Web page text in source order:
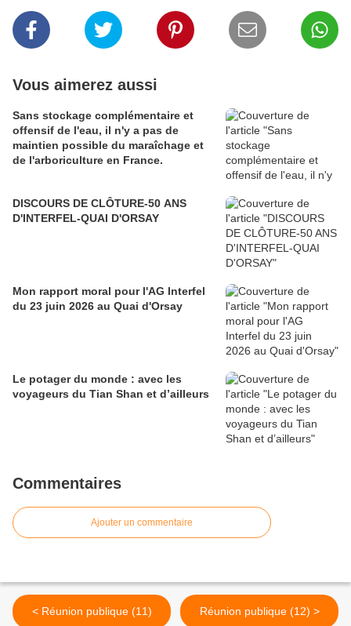
Vous aimerez aussi
Sans stockage complémentaire et
offensif de l'eau, il n'y a pas de
maintien possible du maraîchage et
de l'arboriculture en France.
DISCOURS DE CLÔTURE-50 ANS
D'INTERFEL-QUAI D'ORSAY
Mon rapport moral pour l'AG Interfel
du 23 juin 2026 au Quai d'Orsay
Le potager du monde : avec les
voyageurs du Tian Shan et d’ailleurs
Commentaires
Ajouter un commentaire
< Réunion publique (11) Réunion publique (12) >